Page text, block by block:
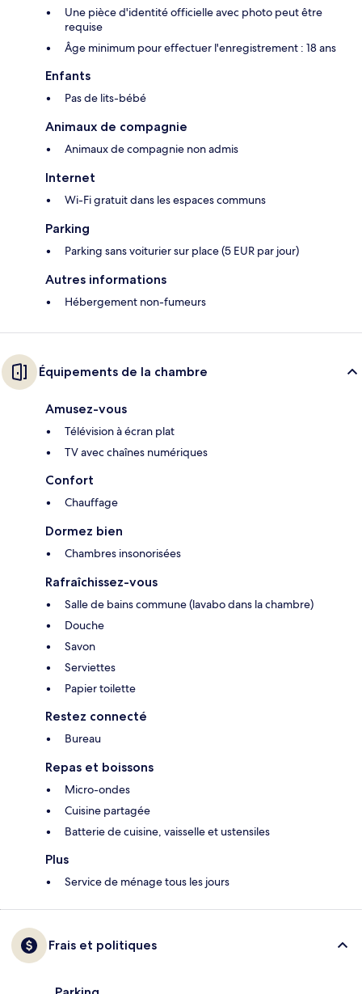
Une pièce d'identité officielle avec photo peut être
requise
Âge minimum pour effectuer l'enregistrement : 18 ans
Enfants
Pas de lits-bébé
Animaux de compagnie
Animaux de compagnie non admis
Internet
Wi-Fi gratuit dans les espaces communs
Parking
Parking sans voiturier sur place (5 EUR par jour)
Autres informations
Hébergement non-fumeurs
Équipements de la chambre
Amusez-vous
Télévision à écran plat
TV avec chaînes numériques
Confort
Chauffage
Dormez bien
Chambres insonorisées
Rafraîchissez-vous
Salle de bains commune (lavabo dans la chambre)
Douche
Savon
Serviettes
Papier toilette
Restez connecté
Bureau
Repas et boissons
Micro-ondes
Cuisine partagée
Batterie de cuisine, vaisselle et ustensiles
Plus
Service de ménage tous les jours
Frais et politiques